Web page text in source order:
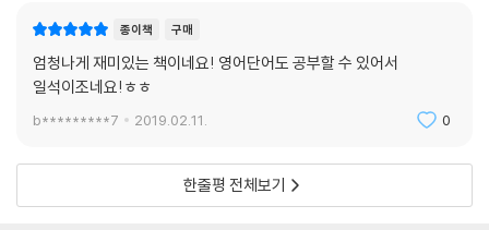
종이책 구매
엄청나게 재미있는 책이네요! 영어단어도 공부할 수 있어서
일석이조네요!ㅎㅎ
b*********7 2019.02.11. 0
한줄평 전체보기